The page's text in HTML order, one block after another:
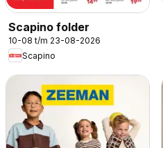
Scapino folder
10-08 t/m 23-08-2026
Scapino